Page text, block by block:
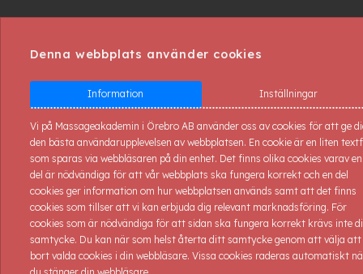
Denna webbplats använder cookies
Information Inställningar
Vi på Massageakademin i Örebro AB använder oss av cookies för att ge
den bästa användarupplevelsen av webbplatsen. En cookie är en liten
som sparas via webbläsaren på din enhet. Det finns olika cookies varav en
del är nödvändiga för att vår webbplats ska fungera korrekt och en del
cookies ger information om hur webbplatsen används samt att det finns
cookies som tillser att vi kan erbjuda dig relevant marknadsföring. För
cookies som är nödvändiga för att sidan ska fungera korrekt krävs inte
samtycke. Du kan när som helst återta ditt samtycke genom att välja
bort valda cookies i din webbläsare. Vissa cookies raderas automatiskt